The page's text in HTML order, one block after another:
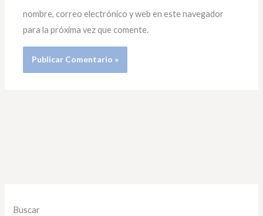
nombre, correo electrónico y web en este navegador
para la próxima vez que comente.
Buscar